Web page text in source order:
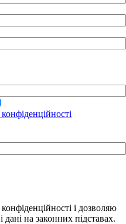
і дозволяю
на законних підставах.